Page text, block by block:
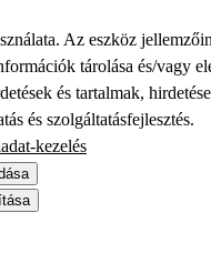
Az eszköz
tárolása és/vagy
és tartalmak,
és szolgáltatásfejlesztés.
kezelés